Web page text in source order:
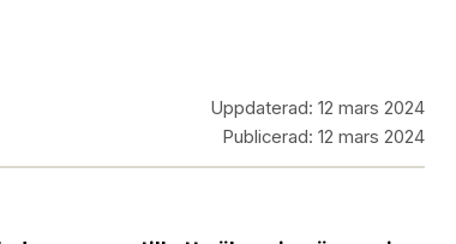
Uppdaterad: 12 mars 2024
Publicerad: 12 mars 2024